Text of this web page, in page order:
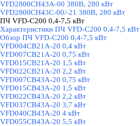
VFD2800CH43A-00 380В, 280 кВт
VFD2800CH43C-00/-21 380В, 280 кВт
ПЧ VFD-C200 0,4-7,5 кВт
Характеристики ПЧ VFD-C200 0,4-7,5 кВт
Обзор ПЧ VFD-C200 0,4-7,5 кВт
VFD004CB21A-20 0,4 кВт
VFD007CB21A-20 0,75 кВт
VFD015CB21A-20 1,5 кВт
VFD022CB21A-20 2,2 кВт
VFD007CB43A-20 0,75 кВт
VFD015CB43A-20 1,5 кВт
VFD022CB43A-20 2,2 кВт
VFD037CB43A-20 3,7 кВт
VFD040CB43A-20 4 кВт
VFD055CB43A-20 5,5 кВт